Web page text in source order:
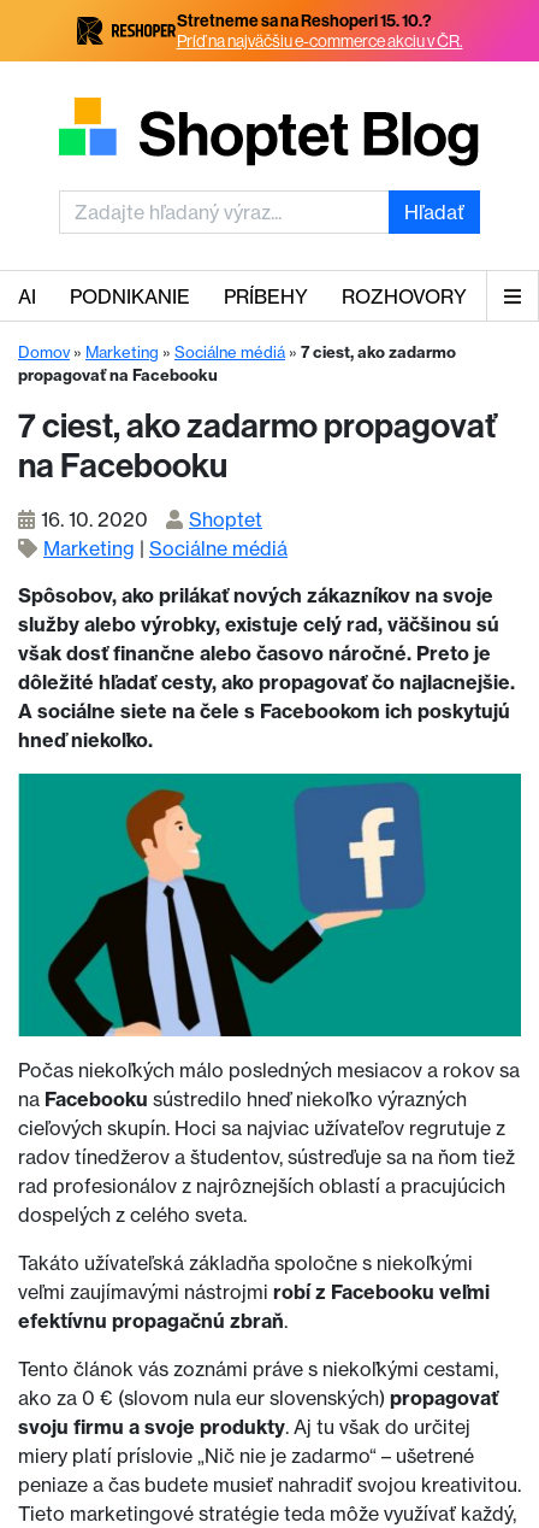
Stretneme sa na Reshoperi 15. 10.?
Príď na najväčšiu e-commerce akciu v ČR.
Hľadať
AI PODNIKANIE PRÍBEHY ROZHOVORY
Domov» Marketing » Sociálne médiá » 7 ciest, ako zadarmo
propagovať na Facebooku
7 ciest, ako zadarmo propagovať
na Facebooku
16. 10. 2020
Shoptet
Marketing | Sociálne médiá
Spôsobov, ako prilákať nových zákazníkov na svoje
služby alebo výrobky, existuje celý rad, väčšinou sú
však dosť finančne alebo časovo náročné. Preto je
dôležité hľadať cesty, ako propagovať čo najlacnejšie.
A sociálne siete na čele s Facebookom ich poskytujú
hneď niekoľko.
Počas niekoľkých málo posledných mesiacov a rokov sa
na Facebooku sústredilo hneď niekoľko výrazných
cieľových skupín. Hoci sa najviac užívateľov regrutuje z
radov tínedžerov a študentov, sústreďuje sa na ňom tiež
rad profesionálov z najrôznejších oblastí a pracujúcich
dospelých z celého sveta.
Takáto užívateľská základňa spoločne s niekoľkými
veľmi zaujímavými nástrojmi robí z Facebooku veľmi
efektívnu propagačnú zbraň.
Tento článok vás zoznámi práve s niekoľkými cestami,
ako za 0 € (slovom nula eur slovenských) propagovať
svoju firmu a svoje produkty. Aj tu však do určitej
miery platí príslovie „Nič nie je zadarmo“ – ušetrené
peniaze a čas budete musieť nahradiť svojou kreativitou.
Tieto marketingové stratégie teda môže využívať každý,